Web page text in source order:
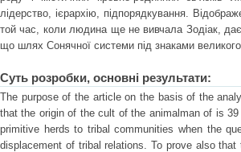
лідерство, ієрархію, підпорядкування.
той час, коли людина ще не вивчала Зодіак,
що шлях Сонячної системи під знаками
Суть розробки, основні результати:
The purpose of the article on the basis of the
that the origin of the cult of the animalman of is
primitive herds to tribal communities when the
displacement of tribal relations. To prove also